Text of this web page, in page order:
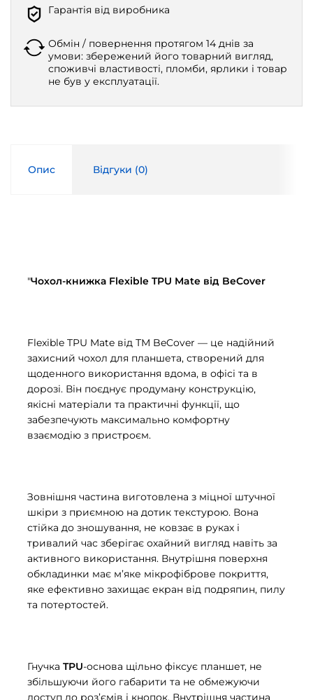
Гарантія від виробника
Обмін / повернення протягом 14 днів за
умови: збережений його товарний вигляд,
споживчі властивості, пломби, ярлики і товар
не був у експлуатації.
Опис Відгуки (0)
"Чохол-книжка Flexible TPU Mate від BeCover
Flexible TPU Mate від ТМ BeCover — це надійний
захисний чохол для планшета, створений для
щоденного використання вдома, в офісі та в
дорозі. Він поєднує продуману конструкцію,
якісні матеріали та практичні функції, що
забезпечують максимально комфортну
взаємодію з пристроєм.
Зовнішня частина виготовлена з міцної штучної
шкіри з приємною на дотик текстурою. Вона
стійка до зношування, не ковзає в руках і
тривалий час зберігає охайний вигляд навіть за
активного використання. Внутрішня поверхня
обкладинки має м’яке мікрофіброве покриття,
яке ефективно захищає екран від подряпин, пилу
та потертостей.
Гнучка TPU-основа щільно фіксує планшет, не
збільшуючи його габарити та не обмежуючи
доступ до роз’ємів і кнопок. Внутрішня частина